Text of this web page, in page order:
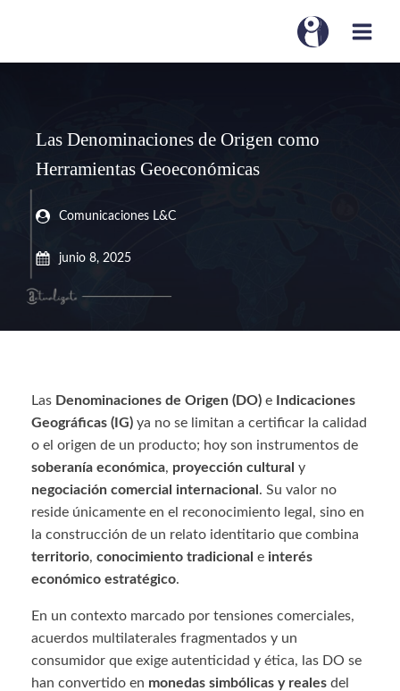
Las Denominaciones de Origen como
Herramientas Geoeconómicas
Comunicaciones L&C
junio 8, 2025
Las Denominaciones de Origen (DO) e
Indicaciones
Geográficas (IG) ya no se limitan a certificar la calidad
o el origen de un producto; hoy son instrumentos de
soberanía económica, proyección cultural y
negociación comercial internacional . Su valor no
reside únicamente en el reconocimiento legal, sino en
la construcción de un relato identitario que combina
territorio, conocimiento tradicional e interés
económico estratégico.
En un contexto marcado por tensiones comerciales,
acuerdos multilaterales fragmentados y un
consumidor que exige autenticidad y ética, las DO se
han convertido en monedas simbólicas y reales del